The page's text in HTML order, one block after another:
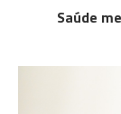
Saúde